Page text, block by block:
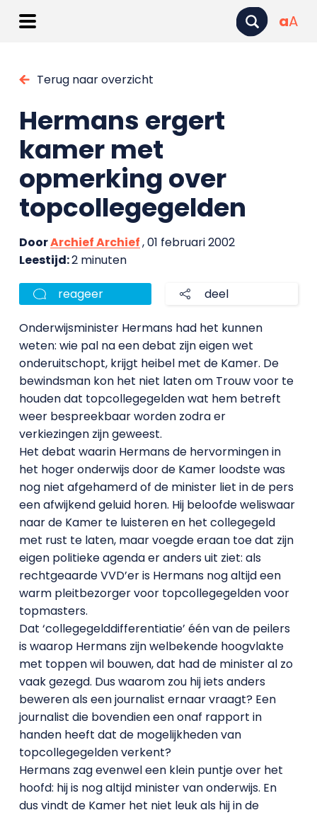
aA
Terug naar overzicht
Hermans ergert
kamer met
opmerking over
topcollegegelden
DoorArchief Archief, 01 februari 2002
Leestijd:2 minuten
reageer deel
Onderwijsminister Hermans had het kunnen
weten: wie pal na een debat zijn eigen wet
onderuitschopt, krijgt heibel met de Kamer. De
bewindsman kon het niet laten om Trouw voor te
houden dat topcollegegelden wat hem betreft
weer bespreekbaar worden zodra er
verkiezingen zijn geweest.
Het debat waarin Hermans de hervormingen in
het hoger onderwijs door de Kamer loodste was
nog niet afgehamerd of de minister liet in de pers
een afwijkend geluid horen. Hij beloofde weliswaar
naar de Kamer te luisteren en het collegegeld
met rust te laten, maar voegde eraan toe dat zijn
eigen politieke agenda er anders uit ziet: als
rechtgeaarde VVD’er is Hermans nog altijd een
warm pleitbezorger voor topcollegegelden voor
topmasters.
Dat ‘collegegelddifferentiatie’ één van de peilers
is waarop Hermans zijn welbekende hoogvlakte
met toppen wil bouwen, dat had de minister al zo
vaak gezegd. Dus waarom zou hij iets anders
beweren als een journalist ernaar vraagt? Een
journalist die bovendien een onaf rapport in
handen heeft dat de mogelijkheden van
topcollegegelden verkent?
Hermans zag evenwel een klein puntje over het
hoofd: hij is nog altijd minister van onderwijs. En
dus vindt de Kamer het niet leuk als hij in de